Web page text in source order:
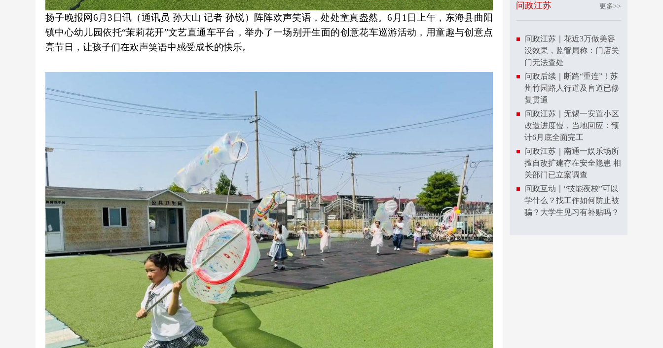
扬子晚报网6月3日讯（通讯员 孙大山 记者 孙锐）阵阵欢声笑语，处处童真盎然。6月1日上午，东海县曲阳
镇中心幼儿园依托“茉莉花开”文艺直通车平台，举办了一场别开生面的创意花车巡游活动，用童趣与创意点
亮节日，让孩子们在欢声笑语中感受成长的快乐。
问政江苏 更多>>
问政江苏｜花近3万做美容
没效果，监管局称：门店关
门无法查处
问政后续｜断路“重连”！苏
州竹园路人行道及盲道已修
复贯通
问政江苏｜无锡一安置小区
改造进度慢，当地回应：预
计6月底全面完工
问政江苏｜南通一娱乐场所
擅自改扩建存在安全隐患 相
关部门已立案调查
问政互动｜“技能夜校”可以
学什么？找工作如何防止被
骗？大学生见习有补贴吗？